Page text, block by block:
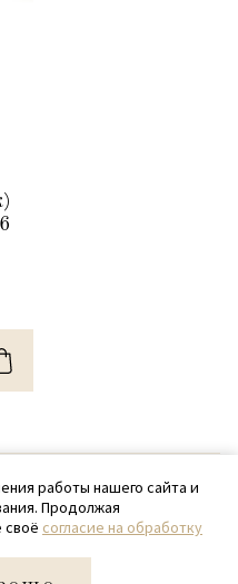
SamPack
97-87
работы нашего сайта и
Продолжая
своё согласие на обработку